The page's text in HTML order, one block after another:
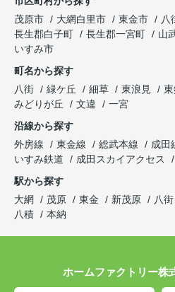
茂原市
大網白里市 東金市 八
長生郡白子町
長生郡一宮町 山
いすみ市
町名から探す
八街
緑ケ丘 細草 東浪見
みどりが丘
文違
一宮
沿線から探す
外房線
東金線 総武本線 成田
いすみ鉄道
成田スカイアクセス
駅から探す
大網
茂原 東金 新茂原 八街
八積
本納
ホームファクトリー